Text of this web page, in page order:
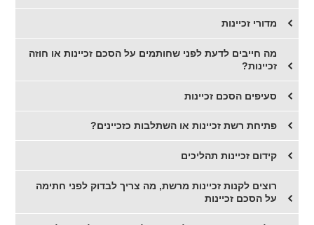
מדורי זכיינות
מה חייבים לדעת לפני שחותמים על הסכם זכיינות או חוזה
זכיינות?
סעיפים הסכם זכיינות
פתיחת רשת זכיינות או השתלבות כזכיינים?
קידום זכיינות תהליכים
רוצים לקנות זכיינות מרשת, מה צריך לבדוק לפני חתימה
על הסכם זכיינות